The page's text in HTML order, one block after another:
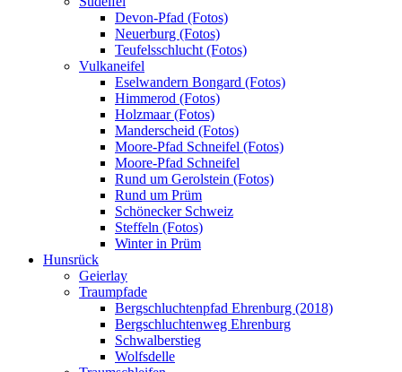
Devon-Pfad (Fotos)
Neuerburg (Fotos)
Teufelsschlucht (Fotos)
Vulkaneifel
Eselwandern Bongard (Fotos)
Himmerod (Fotos)
Holzmaar (Fotos)
Manderscheid (Fotos)
Moore-Pfad Schneifel (Fotos)
Moore-Pfad Schneifel
Rund um Gerolstein (Fotos)
Rund um Prüm
Schönecker Schweiz
Steffeln (Fotos)
Winter in Prüm
Hunsrück
Geierlay
Traumpfade
Bergschluchtenpfad Ehrenburg (2018)
Bergschluchtenweg Ehrenburg
Schwalberstieg
Wolfsdelle